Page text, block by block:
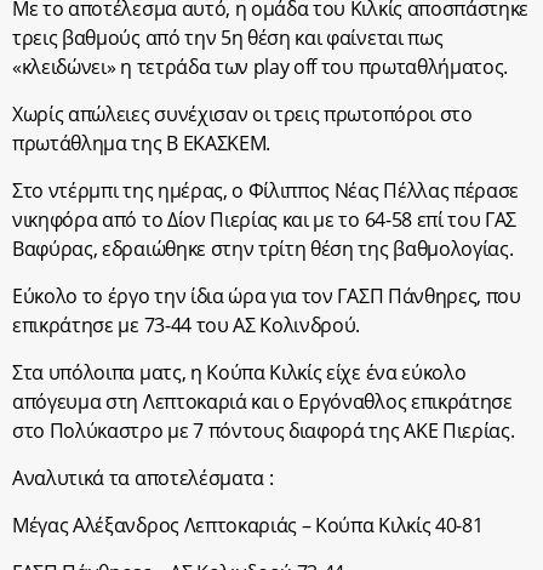
Με το αποτέλεσμα αυτό, η ομάδα του Κιλκίς αποσπάστηκε
τρεις βαθμούς από την 5η θέση και φαίνεται πως
«κλειδώνει» η τετράδα των play off του πρωταθλήματος.
Χωρίς απώλειες συνέχισαν οι τρεις πρωτοπόροι στο
πρωτάθλημα της Β ΕΚΑΣΚΕΜ.
Στο ντέρμπι της ημέρας, ο Φίλιππος Νέας Πέλλας πέρασε
νικηφόρα από το Δίον Πιερίας και με το 64-58 επί του ΓΑΣ
Βαφύρας, εδραιώθηκε στην τρίτη θέση της βαθμολογίας.
Εύκολο το έργο την ίδια ώρα για τον ΓΑΣΠ Πάνθηρες, που
επικράτησε με 73-44 του ΑΣ Κολινδρού.
Στα υπόλοιπα ματς, η Κούπα Κιλκίς είχε ένα εύκολο
απόγευμα στη Λεπτοκαριά και ο Εργόναθλος επικράτησε
στο Πολύκαστρο με 7 πόντους διαφορά της ΑΚΕ Πιερίας.
Αναλυτικά τα αποτελέσματα :
Μέγας Αλέξανδρος Λεπτοκαριάς – Κούπα Κιλκίς 40-81